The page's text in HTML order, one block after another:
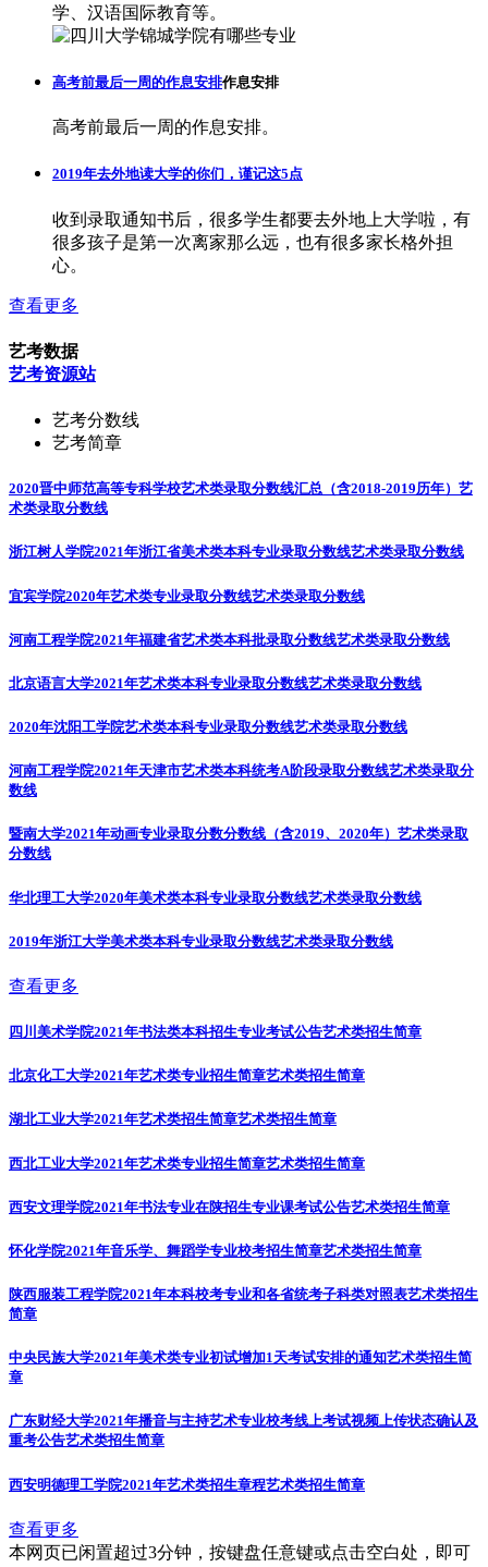
学、汉语国际教育等。
高考前最后一周的作息安排作息安排
高考前最后一周的作息安排。
2019年去外地读大学的你们，谨记这5点
收到录取通知书后，很多学生都要去外地上大学啦，有
很多孩子是第一次离家那么远，也有很多家长格外担
心。
查看更多
艺考数据
艺考资源站
艺考分数线
艺考简章
2020晋中师范高等专科学校艺术类录取分数线汇总（含2018-2019历年） 艺
术类录取分数线
浙江树人学院2021年浙江省美术类本科专业录取分数线艺术类录取分数线
宜宾学院2020年艺术类专业录取分数线艺术类录取分数线
河南工程学院2021年福建省艺术类本科批录取分数线艺术类录取分数线
北京语言大学2021年艺术类本科专业录取分数线艺术类录取分数线
2020年沈阳工学院艺术类本科专业录取分数线艺术类录取分数线
河南工程学院2021年天津市艺术类本科统考A阶段录取分数线艺术类录取分
数线
暨南大学2021年动画专业录取分数分数线（含2019、2020年） 艺术类录取
分数线
华北理工大学2020年美术类本科专业录取分数线艺术类录取分数线
2019年浙江大学美术类本科专业录取分数线艺术类录取分数线
查看更多
四川美术学院2021年书法类本科招生专业考试公告艺术类招生简章
北京化工大学2021年艺术类专业招生简章艺术类招生简章
湖北工业大学2021年艺术类招生简章艺术类招生简章
西北工业大学2021年艺术类专业招生简章艺术类招生简章
西安文理学院2021年书法专业在陕招生专业课考试公告艺术类招生简章
怀化学院2021年音乐学、舞蹈学专业校考招生简章艺术类招生简章
陕西服装工程学院2021年本科校考专业和各省统考子科类对照表艺术类招生
简章
中央民族大学2021年美术类专业初试增加1天考试安排的通知艺术类招生简
章
广东财经大学2021年播音与主持艺术专业校考线上考试视频上传状态确认及
重考公告艺术类招生简章
西安明德理工学院2021年艺术类招生章程艺术类招生简章
查看更多
本网页已闲置超过3分钟，按键盘任意键或点击空白处，即可